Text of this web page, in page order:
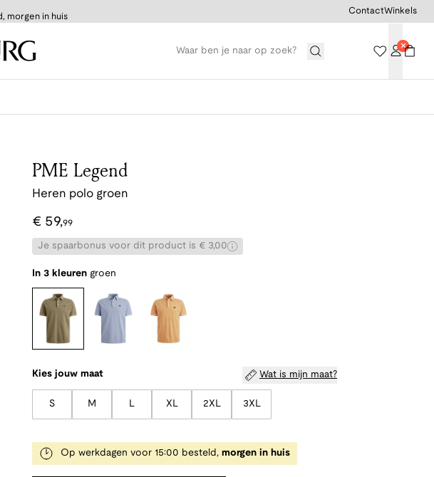
morgen in huis
ContactWinkels
PME Legend
Heren polo groen
€ 59,99
Je spaarbonus voor dit product is € 3,00
In 3 kleuren groen
Kies jouw maat Wat is mijn maat?
S M L XL 2XL 3XL
Op werkdagen voor 15:00 besteld, morgen in huis